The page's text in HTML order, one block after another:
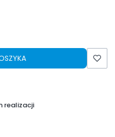
realizacji